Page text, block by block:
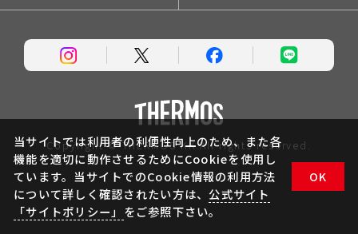
Copyright © THERMOS KK.All rights reserved.
当サイトでは利用者の利便性向上のため、また各
機能を適切に動作させるためにCookieを使用し
ています。当サイトでのCookie情報の利用方法
について詳しく確認されたい方は、 公式サイト
「サイトポリシー」 をご参照下さい。
OK